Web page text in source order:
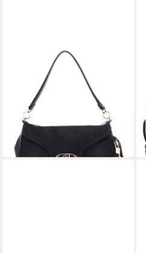
Umhängetasche Crossbody
110,26 €
-26%
lieferbar - in 2-3 Werktagen bei dir